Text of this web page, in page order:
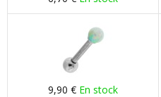
9,90 € En stock